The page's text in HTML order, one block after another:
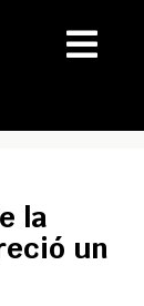
la
un